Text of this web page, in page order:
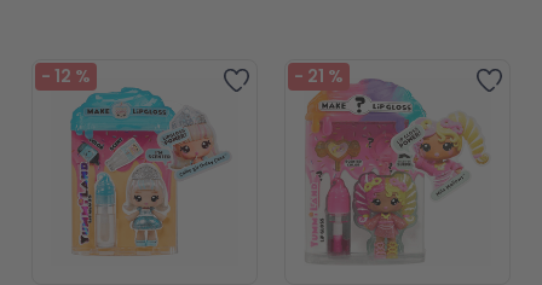
Zur Wunschliste hinzufügen
- 12 % Zur
- 21 %